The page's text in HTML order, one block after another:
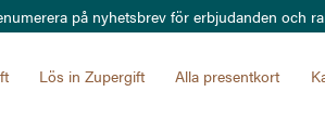
på nyhetsbrev för erbjudanden och
Lös in Zupergift Alla presentkort